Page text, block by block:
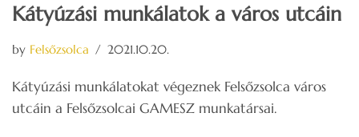
Kátyúzási munkálatok a város utcáin
by Felsőzsolca 2021.10.20.
Kátyúzási munkálatokat végeznek Felsőzsolca város
utcáin a Felsőzsolcai GAMESZ munkatársai.